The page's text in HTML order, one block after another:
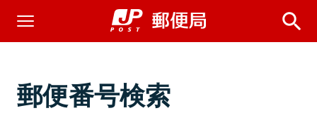
郵便番号検索